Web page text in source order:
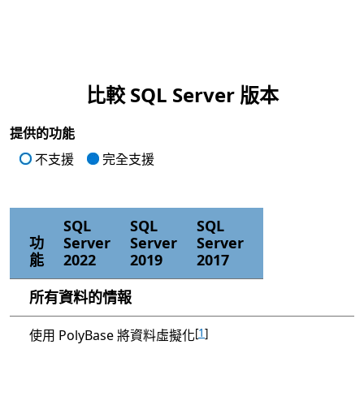
比較 SQL Server 版本
提供的功能
不支援
完全支援
定價和授權概觀
功
能
SQL
Server
2022
SQL
Server
2019
SQL
Server
2017
所有資料的情報
使用 PolyBase 將資料虛擬化[1]